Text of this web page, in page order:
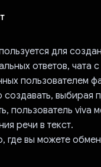
для
ответов, чата
пользователем
создавать, выбирая
пользователь viva
речи в текст.
где вы можете